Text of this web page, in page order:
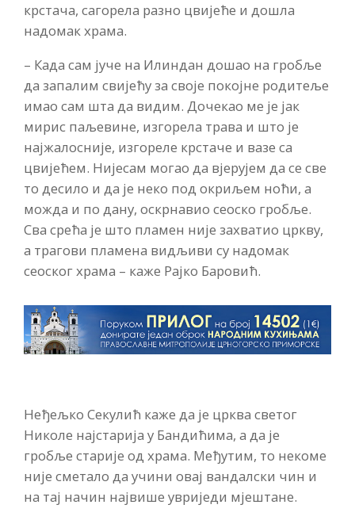
крстача, сагорела разно цвијеће и дошла
надомак храма.
– Када сам јуче на Илиндан дошао на гробље
да запалим свијећу за своје покојне родитеље
имао сам шта да видим. Дочекао ме је јак
мирис паљевине, изгорела трава и што је
најжалосније, изгореле крстаче и вазе са
цвијећем. Нијесам могао да вјерујем да се све
то десило и да је неко под окриљем ноћи, а
можда и по дану, оскрнавио сеоско гробље.
Сва срећа је што пламен није захватио цркву,
а трагови пламена видљиви су надомак
сеоског храма – каже Рајко Баровић.
Неђељко Секулић каже да је црква светог
Николе најстарија у Бандићима, а да је
гробље старије од храма. Међутим, то некоме
није сметало да учини овај вандалски чин и
на тај начин највише увриједи мјештане.